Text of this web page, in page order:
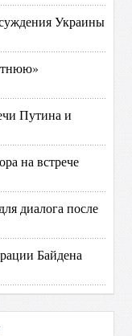
Украины
Путина и
на встрече
диалога после
Байдена